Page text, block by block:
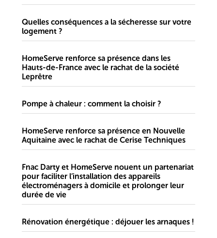
Quelles conséquences a la sécheresse sur votre
logement ?
HomeServe renforce sa présence dans les
Hauts-de-France avec le rachat de la société
Leprêtre
Pompe à chaleur : comment la choisir ?
HomeServe renforce sa présence en Nouvelle
Aquitaine avec le rachat de Cerise Techniques
Fnac Darty et HomeServe nouent un partenariat
pour faciliter l’installation des appareils
électroménagers à domicile et prolonger leur
durée de vie
Rénovation énergétique : déjouer les arnaques !